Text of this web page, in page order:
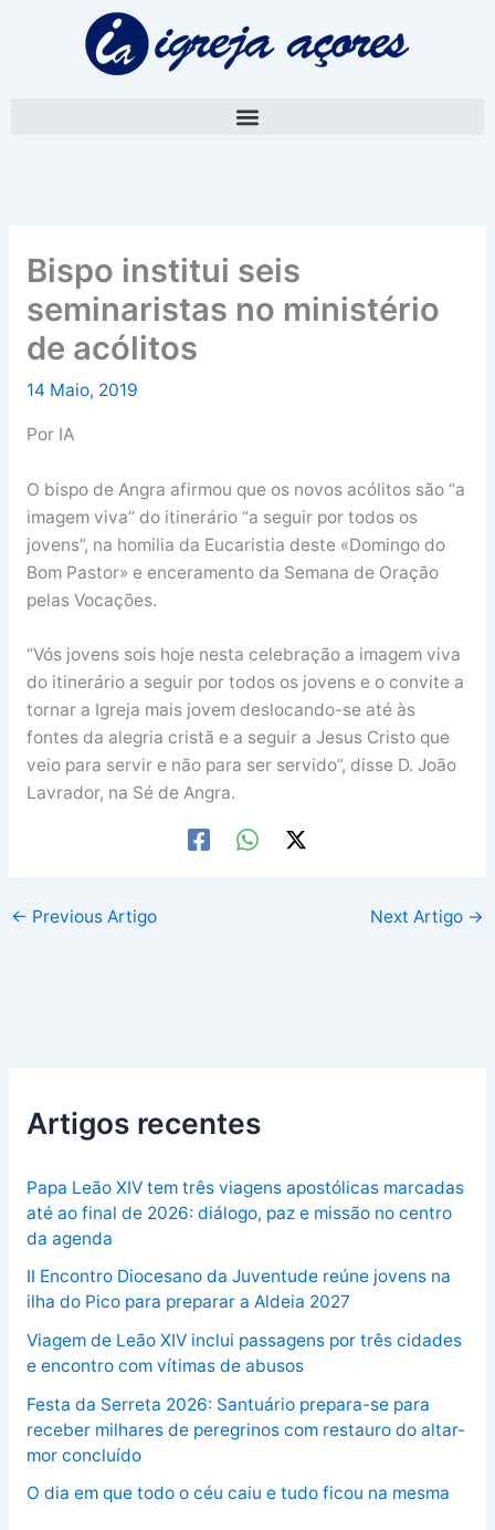
Bispo institui seis
seminaristas no ministério
de acólitos
14 Maio, 2019
Por IA
O bispo de Angra afirmou que os novos acólitos são “a
imagem viva” do itinerário “a seguir por todos os
jovens”, na homilia da Eucaristia deste «Domingo do
Bom Pastor» e enceramento da Semana de Oração
pelas Vocações.
“Vós jovens sois hoje nesta celebração a imagem viva
do itinerário a seguir por todos os jovens e o convite a
tornar a Igreja mais jovem deslocando-se até às
fontes da alegria cristã e a seguir a Jesus Cristo que
veio para servir e não para ser servido”, disse D. João
Lavrador, na Sé de Angra.
← Previous Artigo Next Artigo →
Artigos recentes
Papa Leão XIV tem três viagens apostólicas marcadas
até ao final de 2026: diálogo, paz e missão no centro
da agenda
II Encontro Diocesano da Juventude reúne jovens na
ilha do Pico para preparar a Aldeia 2027
Viagem de Leão XIV inclui passagens por três cidades
e encontro com vítimas de abusos
Festa da Serreta 2026: Santuário prepara-se para
receber milhares de peregrinos com restauro do altar-
mor concluído
O dia em que todo o céu caiu e tudo ficou na mesma